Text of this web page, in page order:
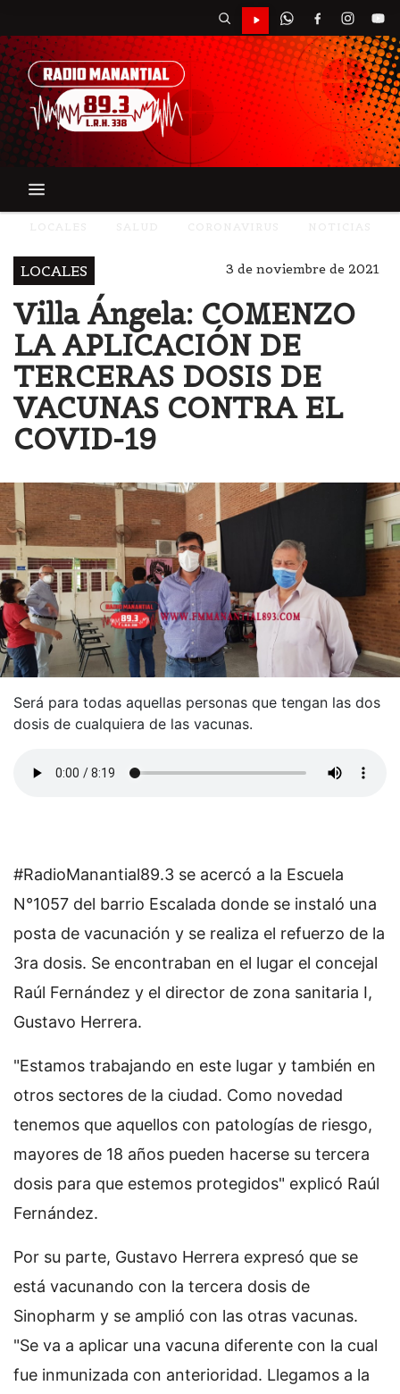
LOCALES 3 de noviembre de 2021
Villa Ángela: COMENZO
LA APLICACIÓN DE
TERCERAS DOSIS DE
VACUNAS CONTRA EL
COVID-19
Será para todas aquellas personas que tengan las dos
dosis de cualquiera de las vacunas.
#RadioManantial89.3 se acercó a la Escuela
N°1057 del barrio Escalada donde se instaló una
posta de vacunación y se realiza el refuerzo de la
3ra dosis. Se encontraban en el lugar el concejal
Raúl Fernández y el director de zona sanitaria I,
Gustavo Herrera.
"Estamos trabajando en este lugar y también en
otros sectores de la ciudad. Como novedad
tenemos que aquellos con patologías de riesgo,
mayores de 18 años pueden hacerse su tercera
dosis para que estemos protegidos" explicó Raúl
Fernández.
Por su parte, Gustavo Herrera expresó que se
está vacunando con la tercera dosis de
Sinopharm y se amplió con las otras vacunas.
"Se va a aplicar una vacuna diferente con la cual
fue inmunizada con anterioridad. Llegamos a la